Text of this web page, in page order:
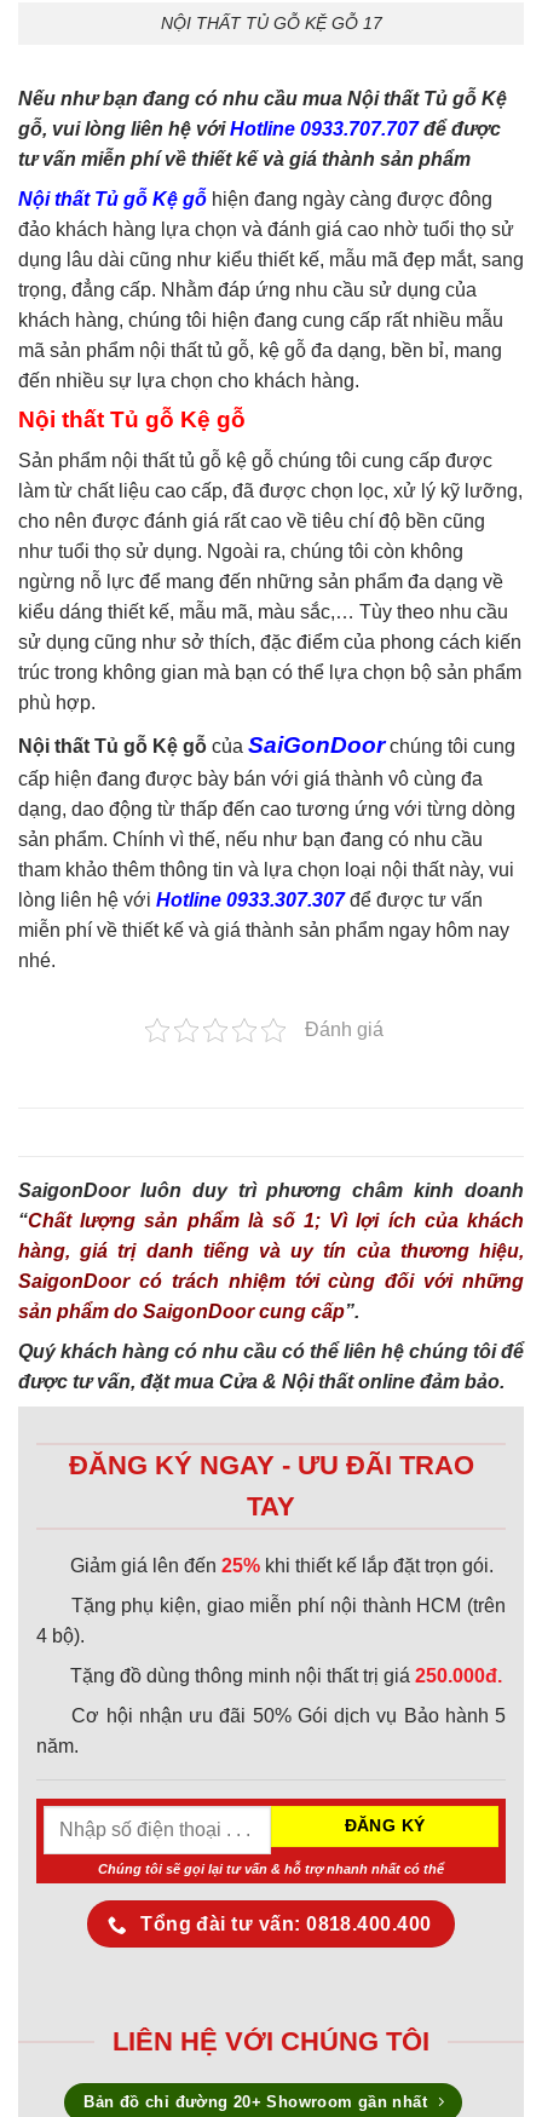
NỘI THẤT TỦ GỖ KỆ GỖ 17
Nếu như bạn đang có nhu cầu mua Nội thất Tủ gỗ Kệ
gỗ, vui lòng liên hệ vớiHotline 0933.707.707để được
tư vấn miễn phí về thiết kế và giá thành sản phẩm
Nội thất Tủ gỗ Kệ gỗ hiện đang ngày càng được đông
đảo khách hàng lựa chọn và đánh giá cao nhờ tuổi thọ sử
dụng lâu dài cũng như kiểu thiết kế, mẫu mã đẹp mắt, sang
trọng, đẳng cấp. Nhằm đáp ứng nhu cầu sử dụng của
khách hàng, chúng tôi hiện đang cung cấp rất nhiều mẫu
mã sản phẩm nội thất tủ gỗ, kệ gỗ đa dạng, bền bỉ, mang
đến nhiều sự lựa chọn cho khách hàng.
Nội thất Tủ gỗ Kệ gỗ
Sản phẩm nội thất tủ gỗ kệ gỗ chúng tôi cung cấp được
làm từ chất liệu cao cấp, đã được chọn lọc, xử lý kỹ lưỡng,
cho nên được đánh giá rất cao về tiêu chí độ bền cũng
như tuổi thọ sử dụng. Ngoài ra, chúng tôi còn không
ngừng nỗ lực để mang đến những sản phẩm đa dạng về
kiểu dáng thiết kế, mẫu mã, màu sắc,… Tùy theo nhu cầu
sử dụng cũng như sở thích, đặc điểm của phong cách kiến
trúc trong không gian mà bạn có thể lựa chọn bộ sản phẩm
phù hợp.
Nội thất Tủ gỗ Kệ gỗ của SaiGonDoorchúng tôi cung
cấp hiện đang được bày bán với giá thành vô cùng đa
dạng, dao động từ thấp đến cao tương ứng với từng dòng
sản phẩm. Chính vì thế, nếu như bạn đang có nhu cầu
tham khảo thêm thông tin và lựa chọn loại nội thất này, vui
lòng liên hệ với Hotline 0933.307.307để được tư vấn
miễn phí về thiết kế và giá thành sản phẩm ngay hôm nay
nhé.
Đánh giá
SaigonDoor luôn duy trì phương châm kinh doanh
“Chất lượng sản phẩm là số 1; Vì lợi ích của khách
hàng, giá trị danh tiếng và uy tín của thương hiệu,
SaigonDoor có trách nhiệm tới cùng đối với những
sản phẩm do SaigonDoor cung cấp”.
Quý khách hàng có nhu cầu có thể liên hệ chúng tôi để
được tư vấn, đặt mua Cửa & Nội thất online đảm bảo.
ĐĂNG KÝ NGAY - ƯU ĐÃI TRAO
TAY
Giảm giá lên đến 25% khi thiết kế lắp đặt trọn gói.
Tặng phụ kiện, giao miễn phí nội thành HCM (trên
4 bộ).
Tặng đồ dùng thông minh nội thất trị giá 250.000đ.
Cơ hội nhận ưu đãi 50% Gói dịch vụ Bảo hành 5
năm.
Chúng tôi sẽ gọi lại tư vấn & hỗ trợ nhanh nhất có thể
Tổng đài tư vấn: 0818.400.400
LIÊN HỆ VỚI CHÚNG TÔI
Bản đồ chỉ đường 20+ Showroom gần nhất